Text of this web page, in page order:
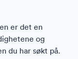
er det en
og
du har søkt på.